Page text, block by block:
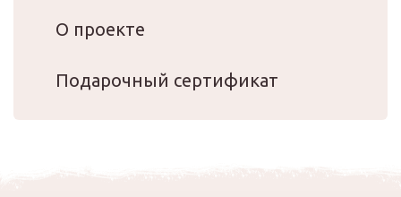
О проекте
Подарочный сертификат